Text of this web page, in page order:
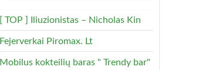
[ TOP ] Iliuzionistas – Nicholas Kin
Fejerverkai Piromax. Lt
Mobilus kokteilių baras " Trendy bar"